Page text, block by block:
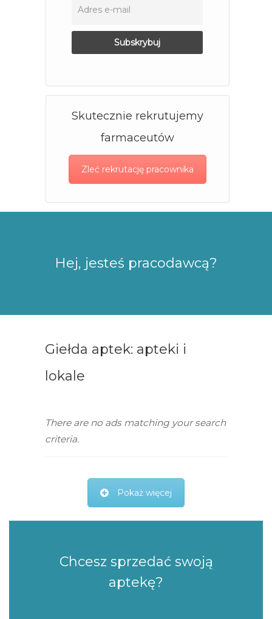
Skutecznie rekrutujemy
farmaceutów
Zleć rekrutację pracownika
Hej, jesteś pracodawcą?
Giełda aptek: apteki i
lokale
There are no ads matching your search
criteria.
Pokaż więcej
Chcesz sprzedać swoją
aptekę?